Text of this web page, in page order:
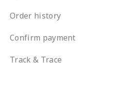
Order history
Confirm payment
Track & Trace